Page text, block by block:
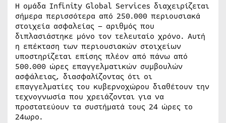
Η ομάδα Infinity Global Services διαχειρίζεται
σήμερα περισσότερα από 250.000 περιουσιακά
στοιχεία ασφαλείας – αριθμός που
διπλασιάστηκε μόνο τον τελευταίο χρόνο. Αυτή
η επέκταση των περιουσιακών στοιχείων
υποστηρίζεται επίσης πλέον από πάνω από
500.000 ώρες επαγγελματικών συμβουλών
ασφάλειας, διασφαλίζοντας ότι οι
επαγγελματίες του κυβερνοχώρου διαθέτουν την
τεχνογνωσία που χρειάζονται για να
προστατεύουν τα συστήματά τους 24 ώρες το
24ωρο.